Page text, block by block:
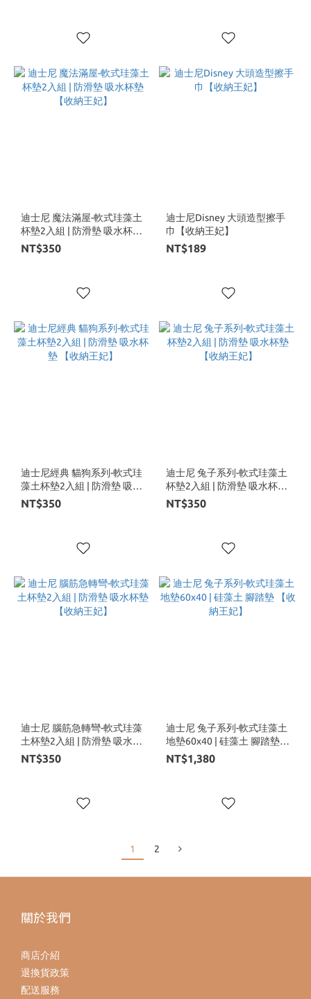
迪士尼 魔法滿屋-軟式珪藻土
杯墊2入組 | 防滑墊 吸水杯墊
【收納王妃】
NT$350
迪士尼Disney 大頭造型擦手
巾【收納王妃】
NT$189
迪士尼經典 貓狗系列-軟式珪
藻土杯墊2入組 | 防滑墊 吸水
杯墊 【收納王妃】
NT$350
迪士尼 兔子系列-軟式珪藻土
杯墊2入組 | 防滑墊 吸水杯墊
【收納王妃】
NT$350
迪士尼 腦筋急轉彎-軟式珪藻
土杯墊2入組 | 防滑墊 吸水杯
墊 【收納王妃】
NT$350
迪士尼 兔子系列-軟式珪藻土
地墊60x40 | 硅藻土 腳踏墊
【收納王妃】
NT$1,380
1 2
關於我們
商店介紹
退換貨政策
配送服務